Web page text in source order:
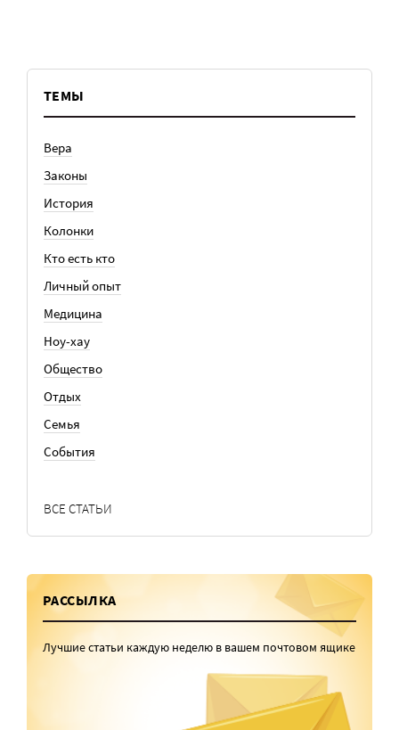
ТЕМЫ
Вера
Законы
История
Колонки
Кто есть кто
Личный опыт
Медицина
Ноу-хау
Общество
Отдых
Семья
События
ВСЕ СТАТЬИ
РАССЫЛКА
Лучшие статьи каждую неделю в вашем почтовом ящике